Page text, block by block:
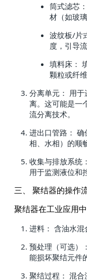
筒式滤芯
材（如玻
波纹板/片
度，引导
填料床：
颗粒或纤维
分离单元： 用
离。这可能是一
流分离技术。
进出口管路：
相、水相）的顺
收集与排放系统
用于监测液位和
三、 聚结器的操作
聚结器在工业应用
进料： 含油水混
预处理（可选）
能损坏聚结元件
聚结过程： 混